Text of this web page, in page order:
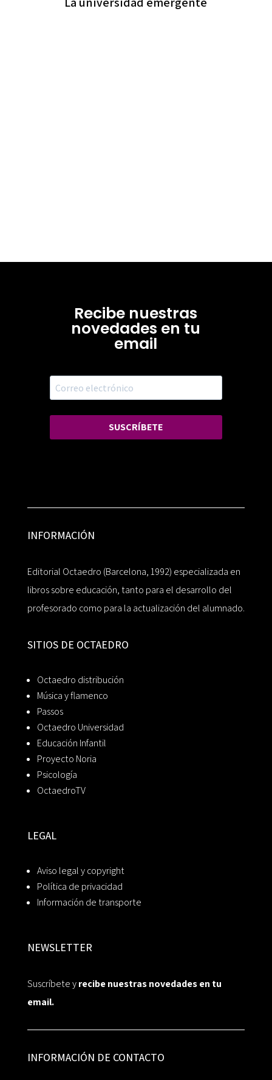
Recibe nuestras
novedades en tu
email
SUSCRÍBETE
INFORMACIÓN
Editorial Octaedro (Barcelona, 1992) especializada en
libros sobre educación, tanto para el desarrollo del
profesorado como para la actualización del alumnado.
SITIOS DE OCTAEDRO
Octaedro distribución
Música y flamenco
Passos
Octaedro Universidad
Educación Infantil
Proyecto Noria
Psicología
OctaedroTV
LEGAL
Aviso legal y copyright
Política de privacidad
Información de transporte
NEWSLETTER
Suscríbete yrecibe nuestras novedades en tu
email.
INFORMACIÓN DE CONTACTO